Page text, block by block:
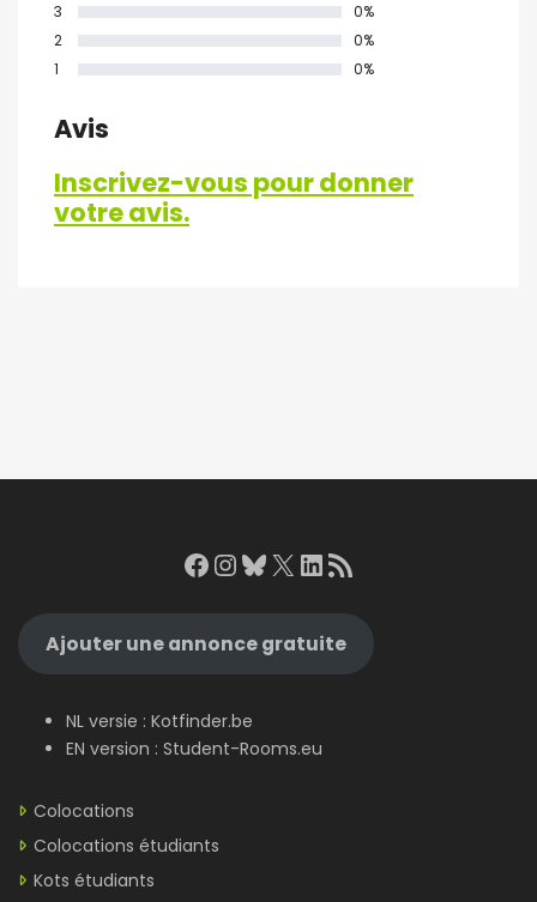
3
0%
2
0%
1
0%
Avis
Inscrivez-vous pour donner
votre avis.
Facebook
Instagram
Bluesky
X LinkedIn
RSS Feed
Ajouter une annonce gratuite
NL versie : Kotfinder.be
EN version : Student-Rooms.eu
Colocations
Colocations étudiants
Kots étudiants